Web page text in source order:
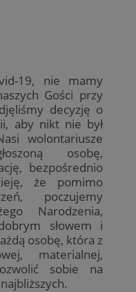
19, nie mamy
Gości przy
decyzję o
aby nikt nie był
wolontariusze
osobę,
bezpośrednio
że pomimo
poczujemy
Narodzenia,
słowem i
osobę, która z
materialnej,
sobie na